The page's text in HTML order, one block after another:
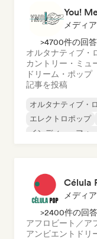
You!
メディ
>4700件の回答
オルタナティブ・
カントリー・ミュ
ドリーム・ポップ
記事を投稿
オルタナティブ・
エレクトロポップ
インディー・フォ
Célula
メディ
>2400件の回答
アフロビート／ア
アンビエント ドリ